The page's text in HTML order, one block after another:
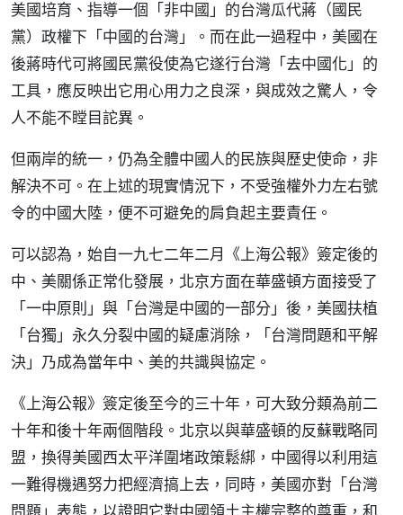
美國培育、指導一個「非中國」的台灣瓜代蔣（國民
黨）政權下「中國的台灣」。而在此一過程中，美國在
後蔣時代可將國民黨役使為它遂行台灣「去中國化」的
工具，應反映出它用心用力之良深，與成效之驚人，令
人不能不瞠目詑異。
但兩岸的統一，仍為全體中國人的民族與歷史使命，非
解決不可。在上述的現實情況下，不受強權外力左右號
令的中國大陸，便不可避免的肩負起主要責任。
可以認為，始自一九七二年二月《上海公報》簽定後的
中、美關係正常化發展，北京方面在華盛頓方面接受了
「一中原則」與「台灣是中國的一部分」後，美國扶植
「台獨」永久分裂中國的疑慮消除，「台灣問題和平解
決」乃成為當年中、美的共識與協定。
《上海公報》簽定後至今的三十年，可大致分類為前二
十年和後十年兩個階段。北京以與華盛頓的反蘇戰略同
盟，換得美國西太平洋圍堵政策鬆綁，中國得以利用這
一難得機遇努力把經濟搞上去，同時，美國亦對「台灣